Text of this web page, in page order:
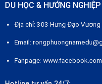
DU HỌC & HƯỚNG
Địa chỉ: 303 Hưng Đạo
Email:
Fanpage: